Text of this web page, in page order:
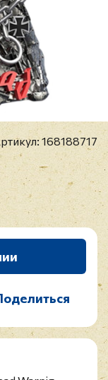
168188717